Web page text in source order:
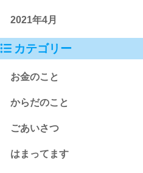
2021年4月
カテゴリー
お金のこと
からだのこと
ごあいさつ
はまってます